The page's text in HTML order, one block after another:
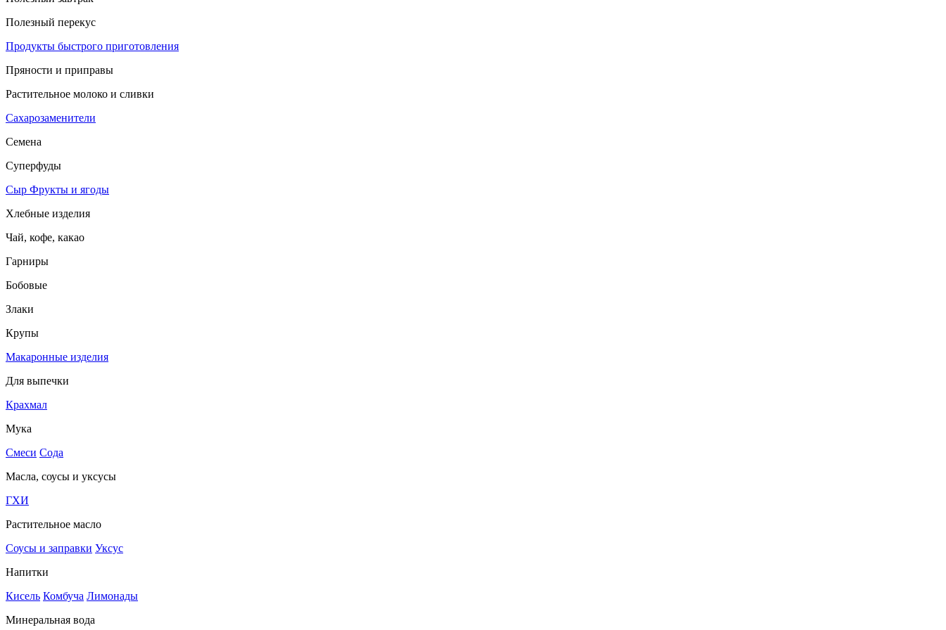
Полезный перекус
Продукты быстрого приготовления
Пряности и приправы
Растительное молоко и сливки
Сахарозаменители
Семена
Суперфуды
Сыр Фрукты и ягоды
Хлебные изделия
Чай, кофе, какао
Гарниры
Бобовые
Злаки
Крупы
Макаронные изделия
Для выпечки
Крахмал
Мука
Смеси Сода
Масла, соусы и уксусы
ГХИ
Растительное масло
Соусы и заправки Уксус
Напитки
Кисель Комбуча Лимонады
Минеральная вода